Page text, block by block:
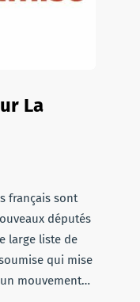
La
français sont
députés
large liste de
qui mise
un mouvement…